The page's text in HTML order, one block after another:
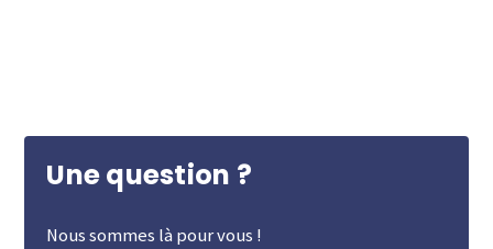
Une question ?
Nous sommes là pour vous !